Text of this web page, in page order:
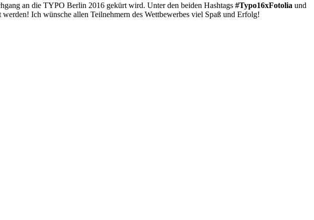
an die TYPO Berlin 2016 gekürt wird. Unter den beiden Hashtags #Typo16xFotolia und
Ich wünsche allen Teilnehmern des Wettbewerbes viel Spaß und Erfolg!